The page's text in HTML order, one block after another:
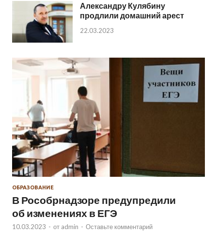
Александру Кулябину
продлили домашний арест
22.03.2023
ОБРАЗОВАНИЕ
В Рособрнадзоре предупредили
об изменениях в ЕГЭ
10.03.2023 - от admin - Оставьте комментарий